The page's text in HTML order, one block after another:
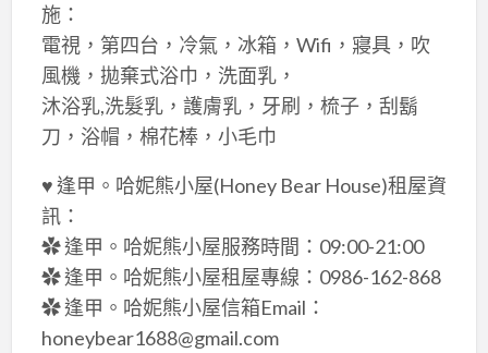
施：
電視，第四台，冷氣，冰箱，Wifi，寢具，吹
風機，拋棄式浴巾，洗面乳，
沐浴乳,洗髮乳，護膚乳，牙刷，梳子，刮鬍
刀，浴帽，棉花棒，小毛巾
♥ 逢甲。哈妮熊小屋(Honey Bear House)租屋資
訊：
✿ 逢甲。哈妮熊小屋服務時間：09:00-21:00
✿ 逢甲。哈妮熊小屋租屋專線：0986-162-868
✿ 逢甲。哈妮熊小屋信箱Email：
honeybear1688@gmail.com